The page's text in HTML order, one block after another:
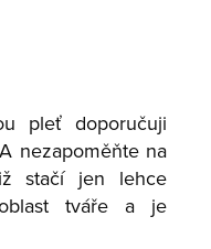
pleť doporučuji
nezapoměňte na
stačí jen lehce
tváře a je